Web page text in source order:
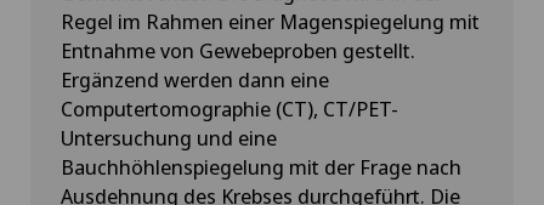
Regel im Rahmen einer Magenspiegelung mit
Entnahme von Gewebeproben gestellt.
Ergänzend werden dann eine
Computertomographie (CT), CT/PET-
Untersuchung und eine
Bauchhöhlenspiegelung mit der Frage nach
Ausdehnung des Krebses durchgeführt. Die